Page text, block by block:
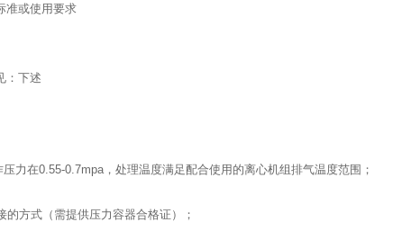
准或使用要求
：下述
力在0.55-0.7mpa，处理温度满足配合使用的离心机组排气温度范围；
方式（需提供压力容器合格证）；